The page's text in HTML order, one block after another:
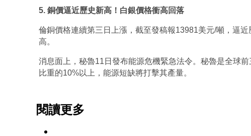
5. 銅價逼近歷史新高！白銀價格衝高回落
倫銅價格連續第三日上漲，截至發稿報13981美元/噸，逼
高。
消息面上，秘魯11日發布能源危機緊急法令。秘魯是全球
比重的10%以上，能源短缺將打擊其產量。
閱讀更多